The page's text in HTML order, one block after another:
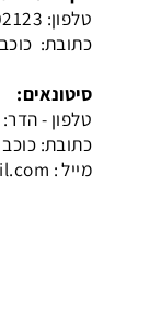
לקוחות פרטיים:
כתובת: כוכב יאיר
סיטונאים:
טלפון - הדר: 054-2902123